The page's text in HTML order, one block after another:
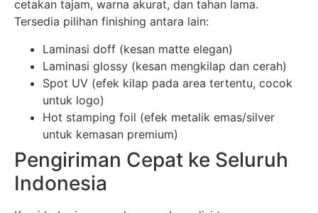
cetakan tajam, warna akurat, dan tahan lama.
Tersedia pilihan finishing antara lain:
Laminasi doff (kesan matte elegan)
Laminasi glossy (kesan mengkilap dan cerah)
Spot UV (efek kilap pada area tertentu, cocok
untuk logo)
Hot stamping foil (efek metalik emas/silver
untuk kemasan premium)
Pengiriman Cepat ke Seluruh
Indonesia